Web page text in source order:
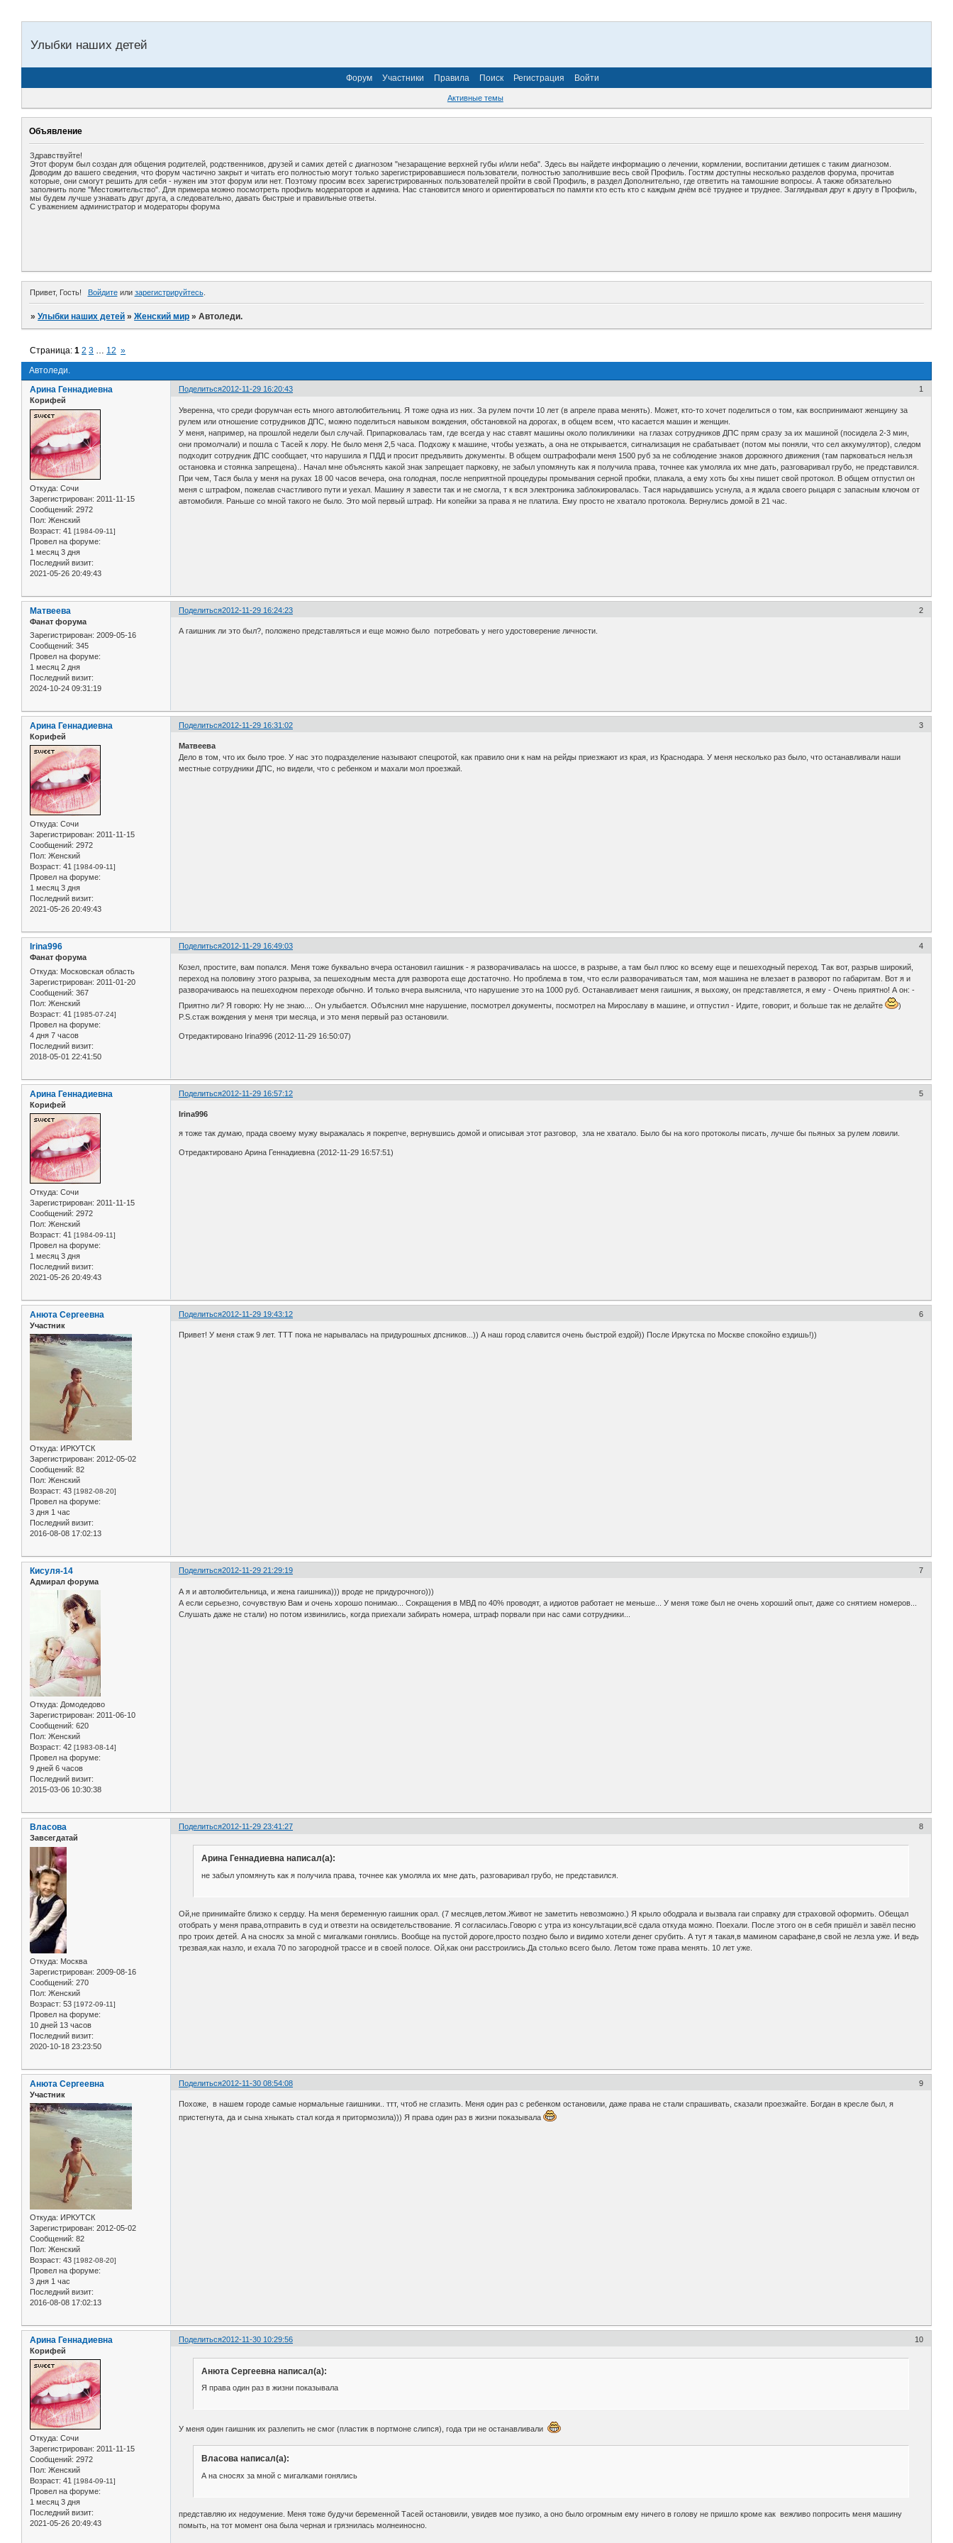
Улыбки наших детей
Форум Участники Правила Поиск Регистрация Войти
Активные темы
Объявление
Здравствуйте!
Этот форум был создан для общения родителей, родственников, друзей и самих детей с диагнозом "незаращение верхней губы и/или неба". Здесь вы найдете информацию о лечении, кормлении, воспитании детишек с таким диагнозом.
Доводим до вашего сведения, что форум частично закрыт и читать его полностью могут только зарегистрировавшиеся пользователи, полностью заполнившие весь свой Профиль. Гостям доступны несколько разделов форума, прочитав
которые, они смогут решить для себя - нужен им этот форум или нет. Поэтому просим всех зарегистрированных пользователей пройти в свой Профиль, в раздел Дополнительно, где ответить на тамошние вопросы. А также обязательно
заполнить поле "Местожительство". Для примера можно посмотреть профиль модераторов и админа. Нас становится много и ориентироваться по памяти кто есть кто с каждым днём всё труднее и труднее. Заглядывая друг к другу в Профиль,
мы будем лучше узнавать друг друга, а следовательно, давать быстрые и правильные ответы.
С уважением администратор и модераторы форума
Привет, Гость! Войдитеили зарегистрируйтесь.
»Улыбки наших детей »Женский мир »Автоледи.
Автоледи.
Страница:1 2 3 … 12 »
Поделиться 1
2012-11-29 16:20:43
Арина Геннадиевна
Корифей
Откуда: Сочи
Зарегистрирован: 2011-11-15
Сообщений: 2972
Пол: Женский
Возраст: 41 [1984-09-11]
Провел на форуме:
1 месяц 3 дня
Последний визит:
2021-05-26 20:49:43
Уверенна, что среди форумчан есть много автолюбительниц. Я тоже одна из них. За рулем почти 10 лет (в апреле права менять). Может, кто-то хочет поделиться о том, как воспринимают женщину за
рулем или отношение сотрудников ДПС, можно поделиться навыком вождения, обстановкой на дорогах, в общем всем, что касается машин и женщин.
У меня, например, на прошлой недели был случай. Припарковалась там, где всегда у нас ставят машины около поликлиники на глазах сотрудников ДПС прям сразу за их машиной (посидела 2-3 мин,
они промолчали) и пошла с Тасей к лору. Не было меня 2,5 часа. Подхожу к машине, чтобы уезжать, а она не открывается, сигнализация не срабатывает (потом мы поняли, что сел аккумулятор), следом
подходит сотрудник ДПС сообщает, что нарушила я ПДД и просит предъявить документы. В общем оштрафофали меня 1500 руб за не соблюдение знаков дорожного движения (там парковаться нельзя
остановка и стоянка запрещена).. Начал мне объяснять какой знак запрещает парковку, не забыл упомянуть как я получила права, точнее как умоляла их мне дать, разговаривал грубо, не представился.
При чем, Тася была у меня на руках 18 00 часов вечера, она голодная, после неприятной процедуры промывания серной пробки, плакала, а ему хоть бы хны пишет свой протокол. В общем отпустил он
меня с штрафом, пожелав счастливого пути и уехал. Машину я завести так и не смогла, т к вся электроника заблокировалась. Тася нарыдавшись уснула, а я ждала своего рыцаря с запасным ключом от
автомобиля. Раньше со мной такого не было. Это мой первый штраф. Ни копейки за права я не платила. Ему просто не хватало протокола. Вернулись домой в 21 час.
Поделиться 2
2012-11-29 16:24:23
Матвеева
Фанат форума
Зарегистрирован: 2009-05-16
Сообщений: 345
Провел на форуме:
1 месяц 2 дня
Последний визит:
2024-10-24 09:31:19
А гаишник ли это был?, положено представляться и еще можно было потребовать у него удостоверение личности.
Поделиться 3
2012-11-29 16:31:02
Арина Геннадиевна
Корифей
Откуда: Сочи
Зарегистрирован: 2011-11-15
Сообщений: 2972
Пол: Женский
Возраст: 41 [1984-09-11]
Провел на форуме:
1 месяц 3 дня
Последний визит:
2021-05-26 20:49:43
Матвеева
Дело в том, что их было трое. У нас это подразделение называют спецротой, как правило они к нам на рейды приезжают из края, из Краснодара. У меня несколько раз было, что останавливали наши
местные сотрудники ДПС, но видели, что с ребенком и махали мол проезжай.
Поделиться 4
2012-11-29 16:49:03
Irina996
Фанат форума
Откуда: Московская область
Зарегистрирован: 2011-01-20
Сообщений: 367
Пол: Женский
Возраст: 41 [1985-07-24]
Провел на форуме:
4 дня 7 часов
Последний визит:
2018-05-01 22:41:50
Козел, простите, вам попался. Меня тоже буквально вчера остановил гаишник - я разворачивалась на шоссе, в разрыве, а там был плюс ко всему еще и пешеходный переход. Так вот, разрыв широкий,
переход на половину этого разрыва, за пешеходным места для разворота еще достаточно. Но проблема в том, что если разворачиваться там, моя машина не влезает в разворот по габаритам. Вот я и
разворачиваюсь на пешеходном переходе обычно. И только вчера выяснила, что нарушение это на 1000 руб. Останавливает меня гаишник, я выхожу, он представляется, я ему - Очень приятно! А он: -
Приятно ли? Я говорю: Ну не знаю.... Он улыбается. Объяснил мне нарушение, посмотрел документы, посмотрел на Мирославу в машине, и отпустил - Идите, говорит, и больше так не делайте
)
P.S.стаж вождения у меня три месяца, и это меня первый раз остановили.
Отредактировано Irina996 (2012-11-29 16:50:07)
Поделиться 5
2012-11-29 16:57:12
Арина Геннадиевна
Корифей
Откуда: Сочи
Зарегистрирован: 2011-11-15
Сообщений: 2972
Пол: Женский
Возраст: 41 [1984-09-11]
Провел на форуме:
1 месяц 3 дня
Последний визит:
2021-05-26 20:49:43
Irina996
я тоже так думаю, прада своему мужу выражалась я покрепче, вернувшись домой и описывая этот разговор, зла не хватало. Было бы на кого протоколы писать, лучше бы пьяных за рулем ловили.
Отредактировано Арина Геннадиевна (2012-11-29 16:57:51)
Поделиться 6
2012-11-29 19:43:12
Анюта Сергеевна
Участник
Откуда: ИРКУТСК
Зарегистрирован: 2012-05-02
Сообщений: 82
Пол: Женский
Возраст: 43 [1982-08-20]
Провел на форуме:
3 дня 1 час
Последний визит:
2016-08-08 17:02:13
Привет! У меня стаж 9 лет. ТТТ пока не нарывалась на придурошных дпсников...)) А наш город славится очень быстрой ездой)) После Иркутска по Москве спокойно ездишь!))
Поделиться 7
2012-11-29 21:29:19
Кисуля-14
Адмирал форума
Откуда: Домодедово
Зарегистрирован: 2011-06-10
Сообщений: 620
Пол: Женский
Возраст: 42 [1983-08-14]
Провел на форуме:
9 дней 6 часов
Последний визит:
2015-03-06 10:30:38
А я и автолюбительница, и жена гаишника))) вроде не придурочного)))
А если серьезно, сочувствую Вам и очень хорошо понимаю... Сокращения в МВД по 40% проводят, а идиотов работает не меньше... У меня тоже был не очень хороший опыт, даже со снятием номеров...
Слушать даже не стали) но потом извинились, когда приехали забирать номера, штраф порвали при нас сами сотрудники...
Поделиться 8
2012-11-29 23:41:27
Власова
Завсегдатай
Откуда: Москва
Зарегистрирован: 2009-08-16
Сообщений: 270
Пол: Женский
Возраст: 53 [1972-09-11]
Провел на форуме:
10 дней 13 часов
Последний визит:
2020-10-18 23:23:50
Арина Геннадиевна написал(а):
не забыл упомянуть как я получила права, точнее как умоляла их мне дать, разговаривал грубо, не представился.
Ой,не принимайте близко к сердцу. На меня беременную гаишник орал. (7 месяцев,летом.Живот не заметить невозможно.) Я крыло ободрала и вызвала гаи справку для страховой оформить. Обещал
отобрать у меня права,отправить в суд и отвезти на освидетельствование. Я согласилась.Говорю с утра из консультации,всё сдала откуда можно. Поехали. После этого он в себя пришёл и завёл песню
про троих детей. А на сносях за мной с мигалками гонялись. Вообще на пустой дороге,просто поздно было и видимо хотели денег срубить. А тут я такая,в мамином сарафане,в свой не лезла уже. И ведь
трезвая,как назло, и ехала 70 по загородной трассе и в своей полосе. Ой,как они расстроились.Да столько всего было. Летом тоже права менять. 10 лет уже.
Поделиться 9
2012-11-30 08:54:08
Анюта Сергеевна
Участник
Откуда: ИРКУТСК
Зарегистрирован: 2012-05-02
Сообщений: 82
Пол: Женский
Возраст: 43 [1982-08-20]
Провел на форуме:
3 дня 1 час
Последний визит:
2016-08-08 17:02:13
Похоже, в нашем городе самые нормальные гаишники.. ттт, чтоб не сглазить. Меня один раз с ребенком остановили, даже права не стали спрашивать, сказали проезжайте. Богдан в кресле был, я
пристегнута, да и сына хныкать стал когда я притормозила))) Я права один раз в жизни показывала
Поделиться 10
2012-11-30 10:29:56
Арина Геннадиевна
Корифей
Откуда: Сочи
Зарегистрирован: 2011-11-15
Сообщений: 2972
Пол: Женский
Возраст: 41 [1984-09-11]
Провел на форуме:
1 месяц 3 дня
Последний визит:
2021-05-26 20:49:43
Анюта Сергеевна написал(а):
Я права один раз в жизни показывала
У меня один гаишник их разлепить не смог (пластик в портмоне слипся), года три не останавливали
Власова написал(а):
А на сносях за мной с мигалками гонялись
представляю их недоумение. Меня тоже будучи беременной Тасей остановили, увидев мое пузико, а оно было огромным ему ничего в голову не пришло кроме как вежливо попросить меня машину
помыть, на тот момент она была черная и грязнилась молнеиносно.